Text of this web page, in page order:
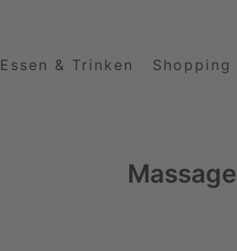
Essen & Trinken Shopping
Massage